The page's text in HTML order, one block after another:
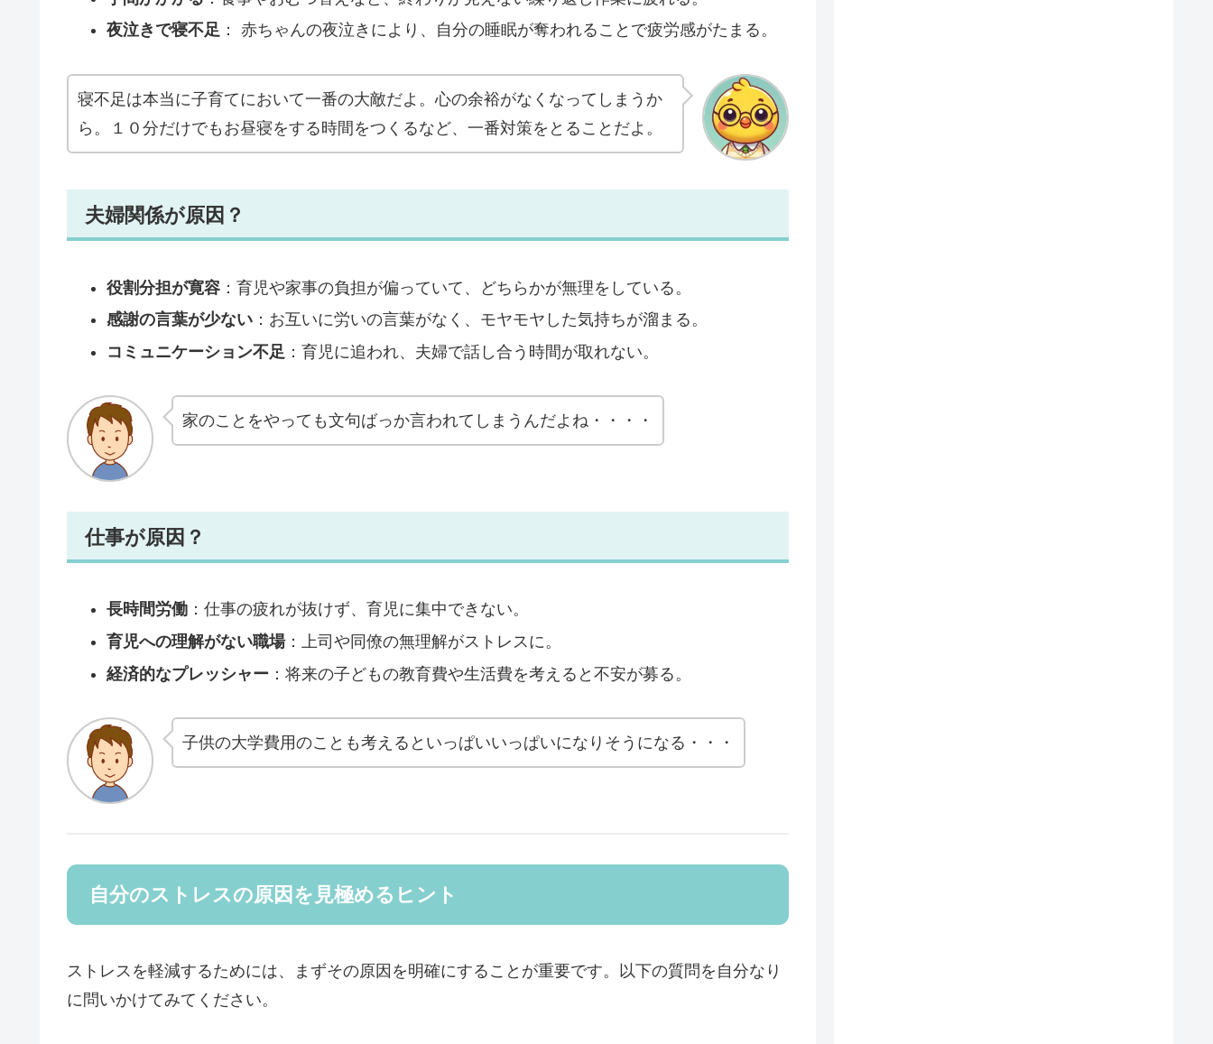
夜泣きで寝不足： 赤ちゃんの夜泣きにより、自分の睡眠が奪われることで疲労感がたまる。
寝不足は本当に子育てにおいて一番の大敵だよ。心の余裕がなくなってしまうか
ら。１０分だけでもお昼寝をする時間をつくるなど、一番対策をとることだよ。
夫婦関係が原因？
役割分担が寛容：育児や家事の負担が偏っていて、どちらかが無理をしている。
感謝の言葉が少ない：お互いに労いの言葉がなく、モヤモヤした気持ちが溜まる。
コミュニケーション不足：育児に追われ、夫婦で話し合う時間が取れない。
家のことをやっても文句ばっか言われてしまうんだよね・・・・
仕事が原因？
長時間労働：仕事の疲れが抜けず、育児に集中できない。
育児への理解がない職場：上司や同僚の無理解がストレスに。
経済的なプレッシャー：将来の子どもの教育費や生活費を考えると不安が募る。
子供の大学費用のことも考えるといっぱいいっぱいになりそうになる・・・
自分のストレスの原因を見極めるヒント
ストレスを軽減するためには、まずその原因を明確にすることが重要です。以下の質問を自分なり
に問いかけてみてください。